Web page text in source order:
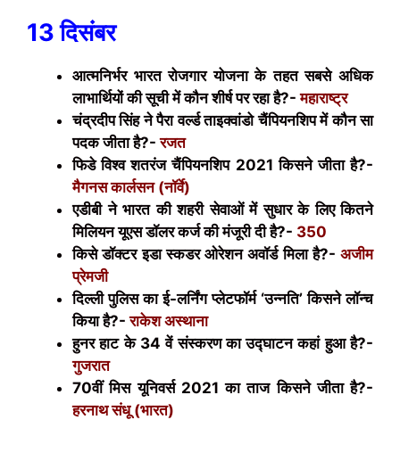
13दिसंबर
आत्मनिर्भर भारत रोजगार योजना के तहत सबसे अधिक
लाभार्थियों की सूची में कौन शीर्ष पर रहा है?-महाराष्ट्र
चंद्रदीप सिंह ने पैरा वर्ल्ड ताइक्वांडो चैंपियनशिप में कौन सा
पदक जीता है?-रजत
फिडे विश्व शतरंज चैंपियनशिप 2021 किसने जीता है?-
मैगनस कार्लसन (नॉर्वे)
एडीबी ने भारत की शहरी सेवाओं में सुधार के लिए कितने
मिलियन यूएस डॉलर कर्ज की मंजूरी दी है?- 350
किसे डॉक्टर इडा स्कडर ओरेशन अवॉर्ड मिला है?- अजीम
प्रेमजी
दिल्ली पुलिस का ई-लर्निंग प्लेटफॉर्म ‘उन्नति’ किसने लॉन्च
किया है?-राकेश अस्थाना
हुनर हाट के 34 वें संस्करण का उद्घाटन कहां हुआ है?-
गुजरात
70वीं मिस यूनिवर्स 2021 का ताज किसने जीता है?-
हरनाथ संधू (भारत)